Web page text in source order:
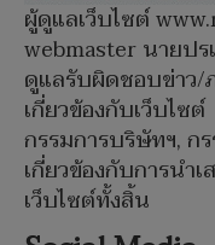
ผู้ดูแลเว็บไซต์
webmaster นายปร
ดูแลรับผิดชอบข่าว
เกี่ยวข้องกับเว็บไซต์
กรรมการบริษัทฯ, ก
เกี่ยวข้องกับการนำ
เว็บไซต์ทั้งสิ้น